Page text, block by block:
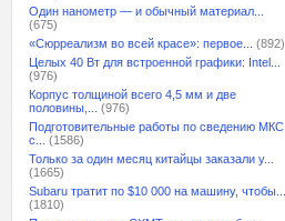
Один нанометр — и обычный материал...
(675)
«Сюрреализм во всей красе»: первое...
(892)
Целых 40 Вт для встроенной графики: Intel...
(976)
Корпус толщиной всего 4,5 мм и две
половины,...
(976)
Подготовительные работы по сведению МКС
с...
(1586)
Только за один месяц китайцы заказали у...
(1665)
Subaru тратит по $10 000 на машину, чтобы...
(1810)